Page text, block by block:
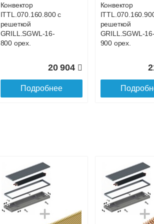
Конвектор
ITTL.070.160.800 с
решеткой
GRILL.SGWL-16-
800 орех.
20 904
Подробнее
Конвектор
решеткой
GRILL.SGWL-16-
900 орех.
Конвектор
ITTL.070.160.1300
Конвектор